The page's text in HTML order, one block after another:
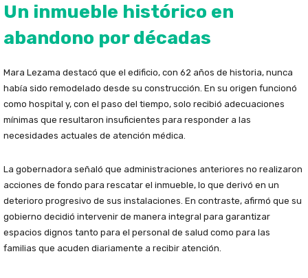
Un inmueble histórico en
abandono por décadas
Mara Lezama destacó que el edificio, con 62 años de historia, nunca
había sido remodelado desde su construcción. En su origen funcionó
como hospital y, con el paso del tiempo, solo recibió adecuaciones
mínimas que resultaron insuficientes para responder a las
necesidades actuales de atención médica.
La gobernadora señaló que administraciones anteriores no realizaron
acciones de fondo para rescatar el inmueble, lo que derivó en un
deterioro progresivo de sus instalaciones. En contraste, afirmó que su
gobierno decidió intervenir de manera integral para garantizar
espacios dignos tanto para el personal de salud como para las
familias que acuden diariamente a recibir atención.